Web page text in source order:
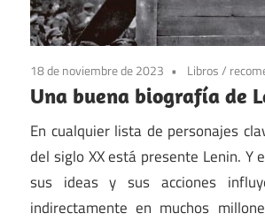
18 de noviembre de 2023 Libros/
Una buena biografía de
En cualquier lista de personajes
del siglo XX está presente Lenin. Y
sus ideas y sus acciones
indirectamente en muchos